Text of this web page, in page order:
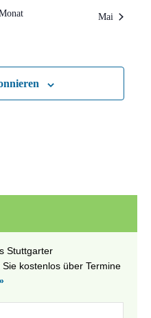
Mai
Stuttgarter
kostenlos über Termine